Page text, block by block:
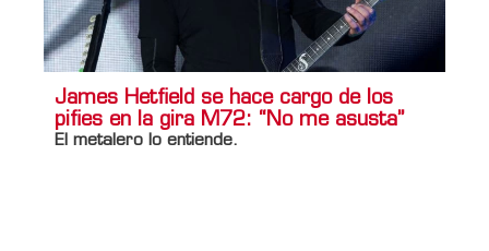
James Hetfield se hace cargo de los
pifies en la gira M72: “No me asusta”
El metalero lo entiende.